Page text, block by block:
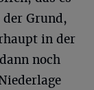
Grund,
in der
noch